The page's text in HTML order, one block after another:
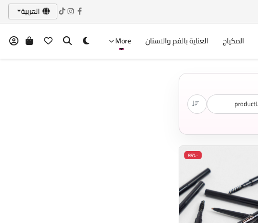
العربية
المكياج العناية بالفم والاسنان More
-85%